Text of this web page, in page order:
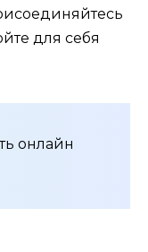
для себя
онлайн